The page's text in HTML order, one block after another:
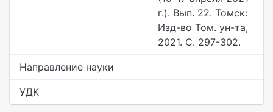
г.). Вып. 22. Томск:
Изд-во Том. ун-та,
2021. С. 297-302.
Направление науки
УДК